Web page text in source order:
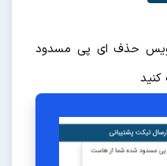
حذف ای پی مسدود